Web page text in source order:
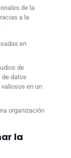
de la
a la
en
de
de datos
en un
organización
la